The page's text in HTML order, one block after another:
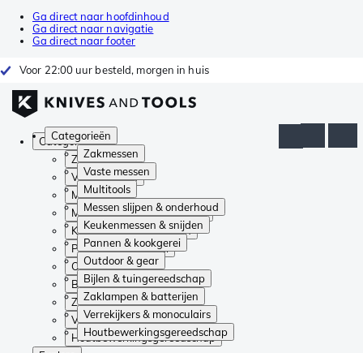
Ga direct naar hoofdinhoud
Ga direct naar navigatie
Ga direct naar footer
Voor 22:00 uur besteld, morgen in huis
Categorieën
Zakmessen
Vaste messen
Multitools
Messen slijpen & onderhoud
Keukenmessen & snijden
Pannen & kookgerei
Outdoor & gear
Bijlen & tuingereedschap
Zaklampen & batterijen
Verrekijkers & monoculairs
Houtbewerkingsgereedschap
Categorieën
Zakmessen
Vaste messen
Multitools
Messen slijpen & onderhoud
Keukenmessen & snijden
Pannen & kookgerei
Outdoor & gear
Bijlen & tuingereedschap
Zaklampen & batterijen
Verrekijkers & monoculairs
Houtbewerkingsgereedschap